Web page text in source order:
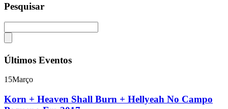
Pesquisar
Últimos Eventos
15Março
Korn + Heaven Shall Burn + Hellyeah No Campo